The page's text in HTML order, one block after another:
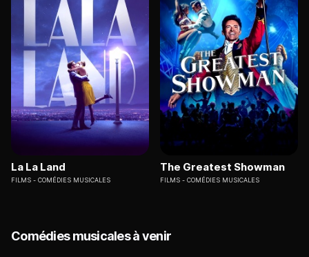
La La Land
FILMS COMÉDIES MUSICALES
The Greatest Showman
FILMS COMÉDIES MUSICALES
Comédies musicales à venir